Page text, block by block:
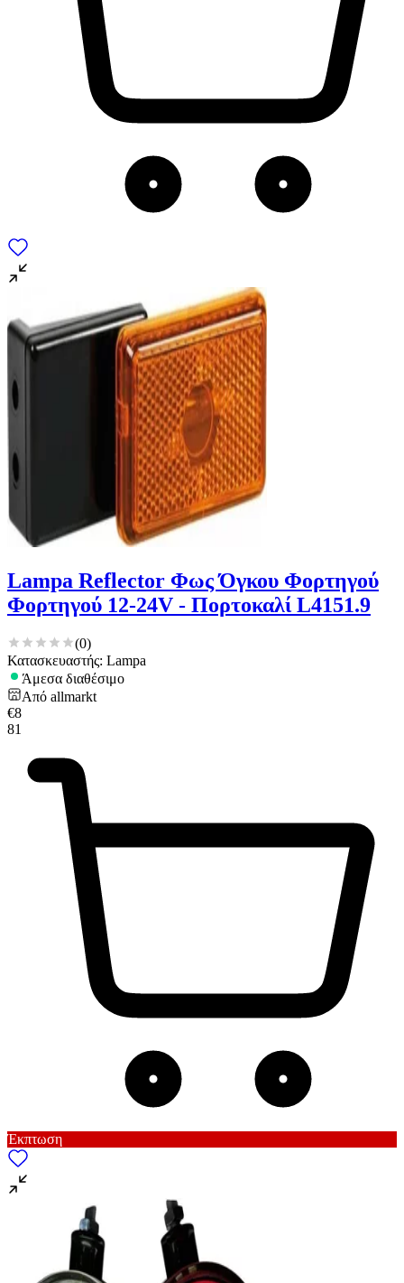
Lampa Reflector Φως Όγκου Φορτηγού
Φορτηγού 12-24V - Πορτοκαλί L4151.9
(0)
Κατασκευαστής: Lampa
Άμεσα διαθέσιμο
Από allmarkt
€8
81
Έκπτωση